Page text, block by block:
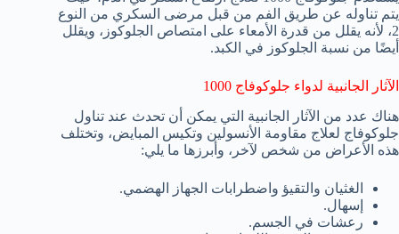
يتم تناوله عن طريق الفم من قبل مرضى السكري من النوع
2، لأنه يقلل من قدرة الأمعاء على امتصاص الجلوكوز، ويقلل
أيضًا من نسبة الجلوكوز في الكبد.
الآثار الجانبية لدواء جلوكوفاج 1000
هناك عدد من الآثار الجانبية التي يمكن أن تحدث عند تناول
جلوكوفاج لعلاج مقاومة الأنسولين وتكيس المبايض، وتختلف
هذه الأعراض من شخص لآخر، وأبرزها ما يلي:
الغثيان والتقيؤ واضطرابات الجهاز الهضمي.
إسهال.
رعشات في الجسم.